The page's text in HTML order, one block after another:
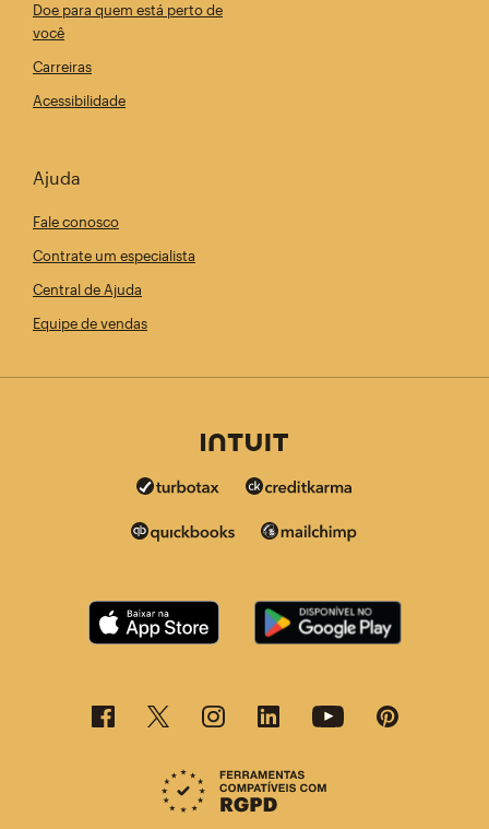
Doe para quem está perto de
você
Carreiras
Acessibilidade
Ajuda
Fale conosco
Contrate um especialista
Central de Ajuda
Equipe de vendas